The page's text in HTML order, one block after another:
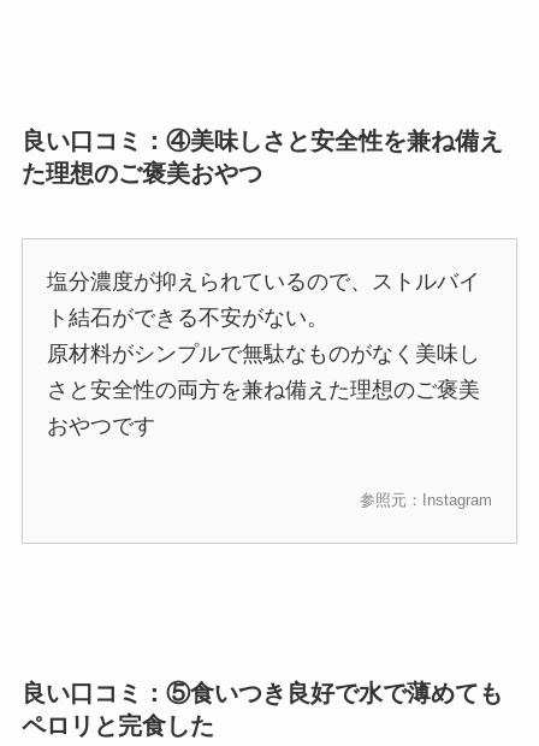
良い口コミ：④美味しさと安全性を兼ね備え
た理想のご褒美おやつ
塩分濃度が抑えられているので、ストルバイ
ト結石ができる不安がない。
原材料がシンプルで無駄なものがなく美味し
さと安全性の両方を兼ね備えた理想のご褒美
おやつです
参照元：Instagram
良い口コミ：⑤食いつき良好で水で薄めても
ペロリと完食した